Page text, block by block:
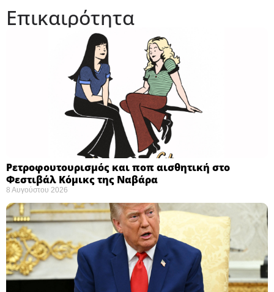
Επικαιρότητα
Ρετροφουτουρισμός και ποπ αισθητική στο
Φεστιβάλ Κόμικς της Ναβάρα ​
8 Αυγούστου 2026